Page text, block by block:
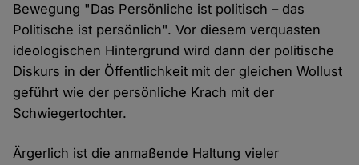
Bewegung "Das Persönliche ist politisch – das
Politische ist persönlich". Vor diesem verquasten
ideologischen Hintergrund wird dann der politische
Diskurs in der Öffentlichkeit mit der gleichen Wollust
geführt wie der persönliche Krach mit der
Schwiegertochter.
Ärgerlich ist die anmaßende Haltung vieler